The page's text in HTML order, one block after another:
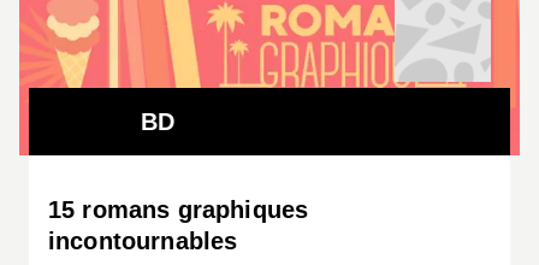
BD
15 romans graphiques
incontournables